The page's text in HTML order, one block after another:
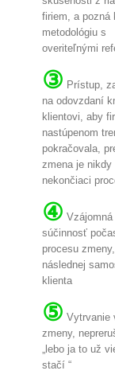
firiem, a pozná
metodológiu s
overiteľnými
③ Prístup,
na odovzdaní
klientovi, aby
nastúpenom
pokračovala,
zmena je nikdy
nekončiaci
④ Vzájomná
súčinnosť
procesu zmeny
následnej
klienta
⑤ Vytrvanie
zmeny,
„lebo ja to už
stačí “